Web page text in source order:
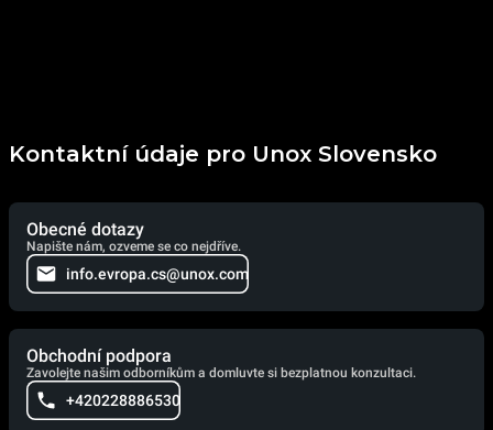
Kontaktní údaje pro Unox Slovensko
Obecné dotazy
Napište nám, ozveme se co nejdříve.
info.evropa.cs@unox.com
Obchodní podpora
Zavolejte našim odborníkům a domluvte si bezplatnou konzultaci.
+420228886530